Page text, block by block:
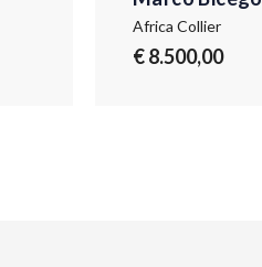
Africa Collier
€ 8.500,00